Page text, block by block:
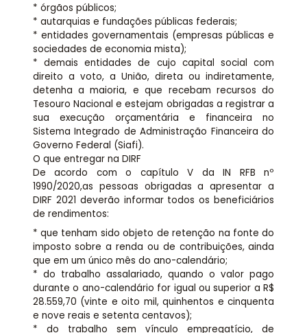
* órgãos públicos;
* autarquias e fundações públicas federais;
* entidades governamentais (empresas públicas e
sociedades de economia mista);
* demais entidades de cujo capital social com
direito a voto, a União, direta ou indiretamente,
detenha a maioria, e que recebam recursos do
Tesouro Nacional e estejam obrigadas a registrar a
sua execução orçamentária e financeira no
Sistema Integrado de Administração Financeira do
Governo Federal (Siafi).
O que entregar na DIRF
De acordo com o capítulo V da IN RFB nº
1990/2020,as pessoas obrigadas a apresentar a
DIRF 2021 deverão informar todos os beneficiários
de rendimentos:
* que tenham sido objeto de retenção na fonte do
imposto sobre a renda ou de contribuições, ainda
que em um único mês do ano-calendário;
* do trabalho assalariado, quando o valor pago
durante o ano-calendário for igual ou superior a R$
28.559,70 (vinte e oito mil, quinhentos e cinquenta
e nove reais e setenta centavos);
* do trabalho sem vínculo empregatício, de